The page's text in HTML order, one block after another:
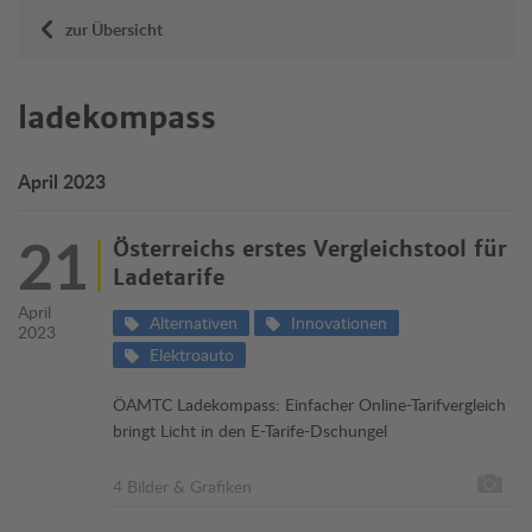
zur Übersicht
ladekompass
April 2023
21
April
2023
Österreichs erstes Vergleichstool für
Ladetarife
Alternativen
Innovationen
Elektroauto
ÖAMTC Ladekompass: Einfacher Online-Tarifvergleich
bringt Licht in den E-Tarife-Dschungel
4 Bilder & Grafiken